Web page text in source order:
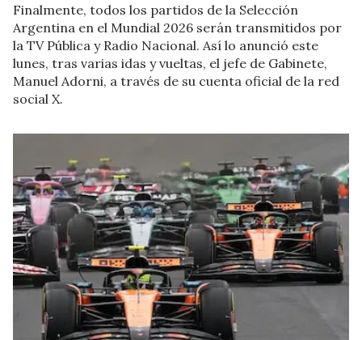
Finalmente, todos los partidos de la Selección
Argentina en el Mundial 2026 serán transmitidos por
la TV Pública y Radio Nacional. Así lo anunció este
lunes, tras varias idas y vueltas, el jefe de Gabinete,
Manuel Adorni, a través de su cuenta oficial de la red
social X.